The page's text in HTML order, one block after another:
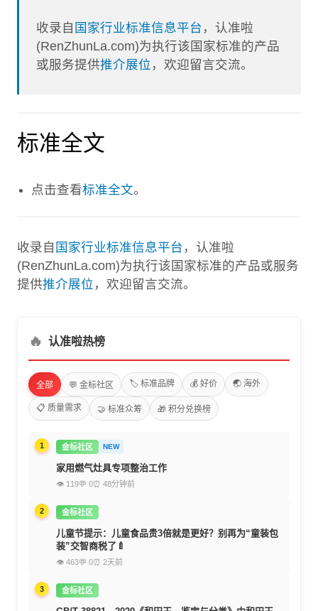
收录自 国家行业标准信息平台 ，认准啦
(RenZhunLa.com)为执行该国家标准的产品
或服务提供推介展位 ，欢迎留言交流。
标准全文
点击查看标准全文。
收录自 国家行业标准信息平台 ，认准啦
(RenZhunLa.com)为执行该国家标准的产品或服务
提供推介展位 ，欢迎留言交流。
🔥 认准啦热榜
全部 💬 金标社区 🏷️ 标准品牌 💰 好价 🌏 海外
📋 质量需求 🤝 标准众筹 🎁 积分兑换榜
1 金标社区 NEW
家用燃气灶具专项整治工作
👁 119💬 0⏰ 48分钟前
2 金标社区
儿童节提示：儿童食品贵3倍就是更好？别再为“童装包
装”交智商税了🍼
👁 463💬 0⏰ 2天前
3 金标社区